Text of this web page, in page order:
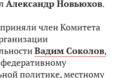
Александр Новьюхов.
член Комитета
Вадим Соколов,
политике, местному